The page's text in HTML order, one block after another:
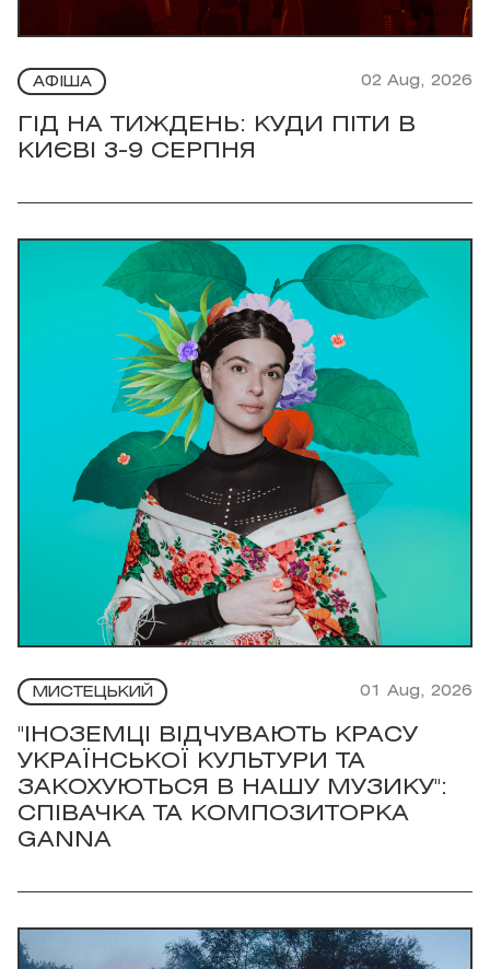
АФІША 02 Aug, 2026
ГІД НА ТИЖДЕНЬ: КУДИ ПІТИ В
КИЄВІ 3-9 СЕРПНЯ
МИСТЕЦЬКИЙ 01 Aug, 2026
"ІНОЗЕМЦІ ВІДЧУВАЮТЬ КРАСУ
УКРАЇНСЬКОЇ КУЛЬТУРИ ТА
ЗАКОХУЮТЬСЯ В НАШУ МУЗИКУ":
СПІВАЧКА ТА КОМПОЗИТОРКА
GANNA